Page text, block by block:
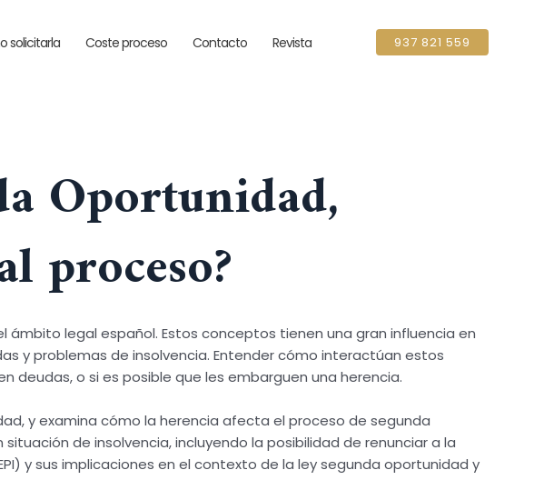
solicitarla Coste proceso Contacto Revista 937 821 559
Oportunidad,
proceso?
ámbito legal español. Estos conceptos tienen una gran influencia en
y problemas de insolvencia. Entender cómo interactúan estos
deudas, o si es posible que les embarguen una herencia.
y examina cómo la herencia afecta el proceso de segunda
de insolvencia, incluyendo la posibilidad de renunciar a la
y sus implicaciones en el contexto de la ley segunda oportunidad y